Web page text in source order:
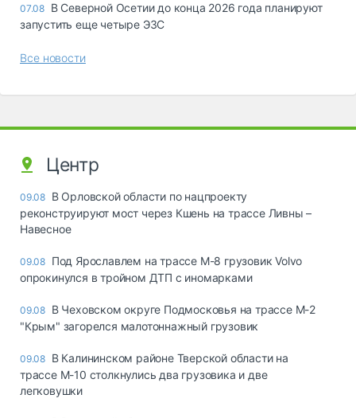
07.08 В Северной Осетии до конца 2026 года планируют
запустить еще четыре ЭЗС
Все новости
Центр
09.08 В Орловской области по нацпроекту
реконструируют мост через Кшень на трассе Ливны –
Навесное
09.08 Под Ярославлем на трассе М-8 грузовик Volvo
опрокинулся в тройном ДТП с иномарками
09.08 В Чеховском округе Подмосковья на трассе М-2
"Крым" загорелся малотоннажный грузовик
09.08 В Калининском районе Тверской области на
трассе М-10 столкнулись два грузовика и две
легковушки